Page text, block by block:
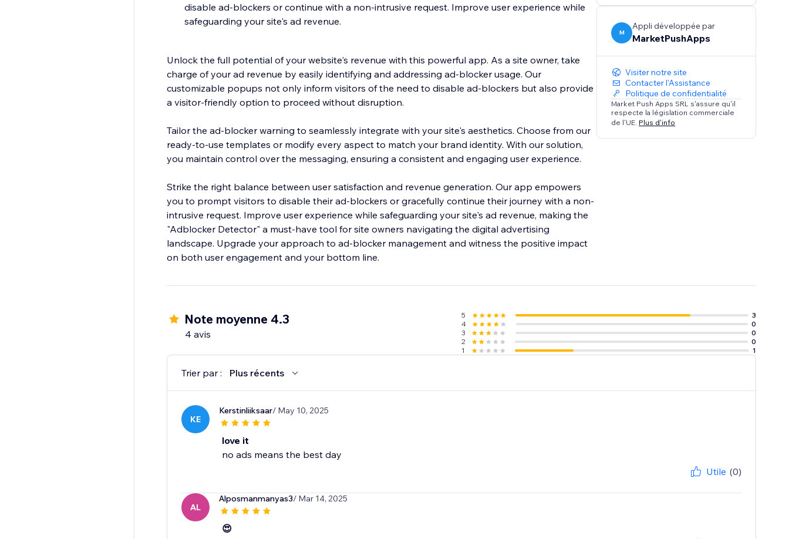
disable ad-blockers or continue with a non-intrusive request. Improve user experience while
safeguarding your site's ad revenue.
Unlock the full potential of your website's revenue with this powerful app. As a site owner, take
charge of your ad revenue by easily identifying and addressing ad-blocker usage. Our
customizable popups not only inform visitors of the need to disable ad-blockers but also provide
a visitor-friendly option to proceed without disruption.
Tailor the ad-blocker warning to seamlessly integrate with your site's aesthetics. Choose from our
ready-to-use templates or modify every aspect to match your brand identity. With our solution,
you maintain control over the messaging, ensuring a consistent and engaging user experience.
Strike the right balance between user satisfaction and revenue generation. Our app empowers
you to prompt visitors to disable their ad-blockers or gracefully continue their journey with a non-
intrusive request. Improve user experience while safeguarding your site's ad revenue, making the
"Adblocker Detector" a must-have tool for site owners navigating the digital advertising
landscape. Upgrade your approach to ad-blocker management and witness the positive impact
on both user engagement and your bottom line.
M
Appli développée par
MarketPushApps
Visiter notre site
Contacter l'Assistance
Politique de confidentialité
Market Push Apps SRL s'assure qu'il
respecte la législation commerciale
de l'UE. Plus d'info
Note moyenne 4.3
4 avis
5
3
4
0
3
0
2
0
1
1
Trier par : Plus récents
KE
Kerstinliiksaar/ May 10, 2025
love it
no ads means the best day
Utile (0)
AL
Alposmanmanyas3/ Mar 14, 2025
😍